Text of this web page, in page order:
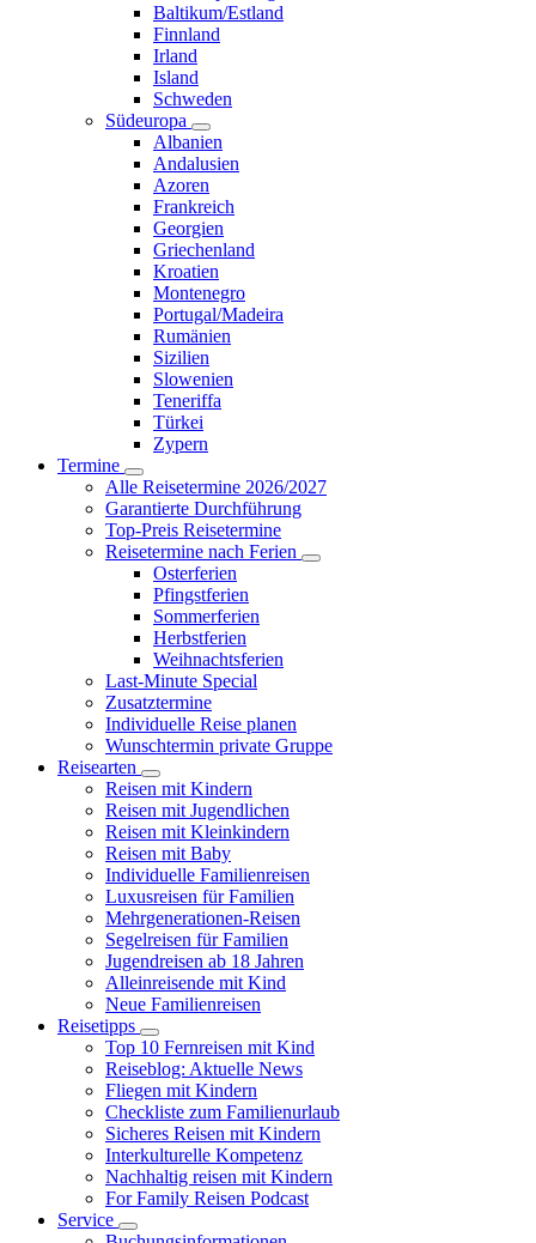
Baltikum/Estland
Finnland
Irland
Island
Schweden
Südeuropa
Albanien
Andalusien
Azoren
Frankreich
Georgien
Griechenland
Kroatien
Montenegro
Portugal/Madeira
Rumänien
Sizilien
Slowenien
Teneriffa
Türkei
Zypern
Termine
Alle Reisetermine 2026/2027
Garantierte Durchführung
Top-Preis Reisetermine
Reisetermine nach Ferien
Osterferien
Pfingstferien
Sommerferien
Herbstferien
Weihnachtsferien
Last-Minute Special
Zusatztermine
Individuelle Reise planen
Wunschtermin private Gruppe
Reisearten
Reisen mit Kindern
Reisen mit Jugendlichen
Reisen mit Kleinkindern
Reisen mit Baby
Individuelle Familienreisen
Luxusreisen für Familien
Mehrgenerationen-Reisen
Segelreisen für Familien
Jugendreisen ab 18 Jahren
Alleinreisende mit Kind
Neue Familienreisen
Reisetipps
Top 10 Fernreisen mit Kind
Reiseblog: Aktuelle News
Fliegen mit Kindern
Checkliste zum Familienurlaub
Sicheres Reisen mit Kindern
Interkulturelle Kompetenz
Nachhaltig reisen mit Kindern
For Family Reisen Podcast
Service